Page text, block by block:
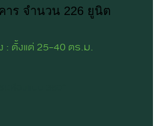
าร จำนวน 226 ยูนิต
: ตั้งแต่ 25-40 ตร.ม.